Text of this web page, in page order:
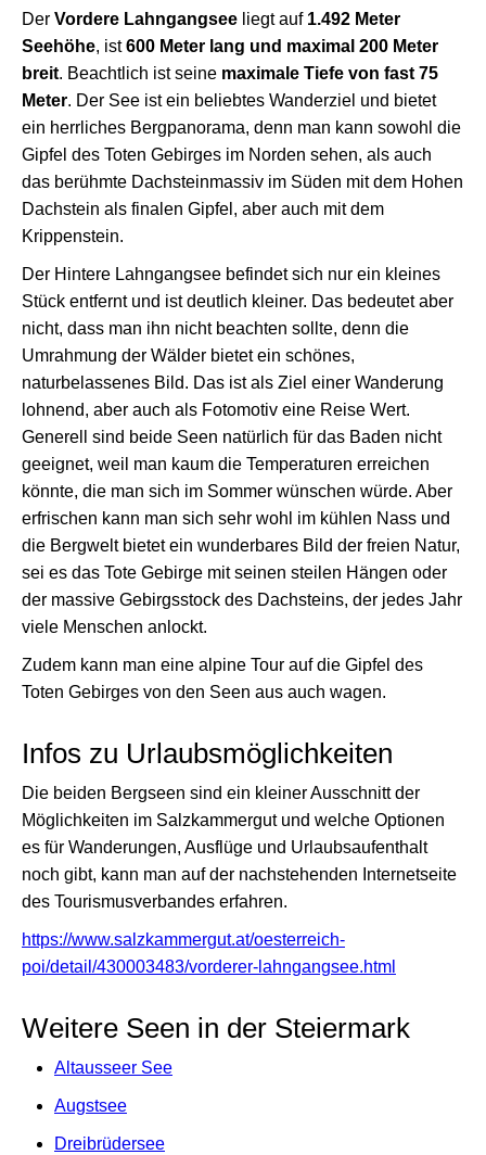
Der Vordere Lahngangsee liegt auf 1.492 Meter
Seehöhe, ist600 Meter lang und maximal 200 Meter
breit. Beachtlich ist seine maximale Tiefe von fast 75
Meter. Der See ist ein beliebtes Wanderziel und bietet
ein herrliches Bergpanorama, denn man kann sowohl die
Gipfel des Toten Gebirges im Norden sehen, als auch
das berühmte Dachsteinmassiv im Süden mit dem Hohen
Dachstein als finalen Gipfel, aber auch mit dem
Krippenstein.
Der Hintere Lahngangsee befindet sich nur ein kleines
Stück entfernt und ist deutlich kleiner. Das bedeutet aber
nicht, dass man ihn nicht beachten sollte, denn die
Umrahmung der Wälder bietet ein schönes,
naturbelassenes Bild. Das ist als Ziel einer Wanderung
lohnend, aber auch als Fotomotiv eine Reise Wert.
Generell sind beide Seen natürlich für das Baden nicht
geeignet, weil man kaum die Temperaturen erreichen
könnte, die man sich im Sommer wünschen würde. Aber
erfrischen kann man sich sehr wohl im kühlen Nass und
die Bergwelt bietet ein wunderbares Bild der freien Natur,
sei es das Tote Gebirge mit seinen steilen Hängen oder
der massive Gebirgsstock des Dachsteins, der jedes Jahr
viele Menschen anlockt.
Zudem kann man eine alpine Tour auf die Gipfel des
Toten Gebirges von den Seen aus auch wagen.
Infos zu Urlaubsmöglichkeiten
Die beiden Bergseen sind ein kleiner Ausschnitt der
Möglichkeiten im Salzkammergut und welche Optionen
es für Wanderungen, Ausflüge und Urlaubsaufenthalt
noch gibt, kann man auf der nachstehenden Internetseite
des Tourismusverbandes erfahren.
https://www.salzkammergut.at/oesterreich-
poi/detail/430003483/vorderer-lahngangsee.html
Weitere Seen in der Steiermark
Altausseer See
Augstsee
Dreibrüdersee